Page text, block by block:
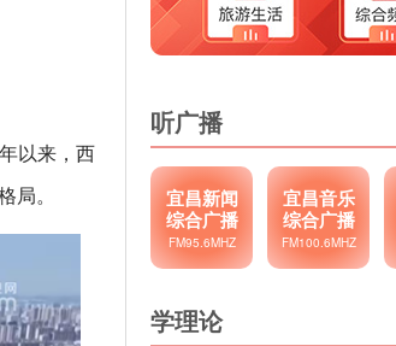
以来，西
。
听广播
宜昌新闻
综合广播
FM95.6MHZ
宜昌音乐
综合广播
FM100.6MHZ
学理论